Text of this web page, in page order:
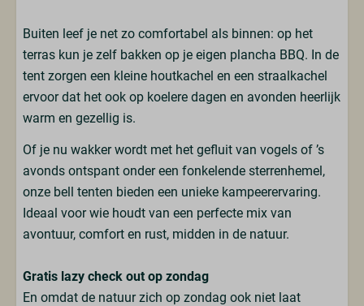
Queensize bed: 1
Verwarming & Verkoeling
Houtkachel
Straalkachel
Entertainment
Wifi
Geluidinstallatie
Veiligheid
Rookmelder
Buiten leef je net zo comfortabel als binnen: op het
terras kun je zelf bakken op je eigen plancha BBQ. In de
tent zorgen een kleine houtkachel en een straalkachel
ervoor dat het ook op koelere dagen en avonden heerlijk
warm en gezellig is.
Of je nu wakker wordt met het gefluit van vogels of ’s
avonds ontspant onder een fonkelende sterrenhemel,
onze bell tenten bieden een unieke kampeerervaring.
Ideaal voor wie houdt van een perfecte mix van
avontuur, comfort en rust, midden in de natuur.
Gratis lazy check out op zondag
En omdat de natuur zich op zondag ook niet laat